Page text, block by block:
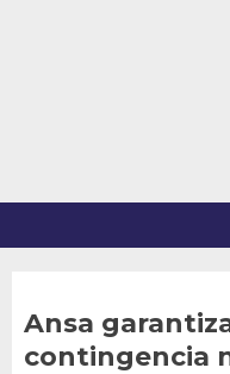
Ansa
contingencia